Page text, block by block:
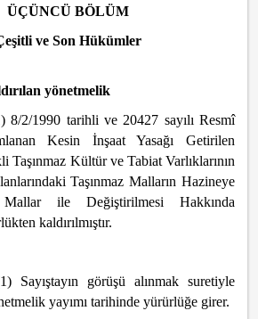
ÜÇÜNCÜ BÖLÜM
ve Son Hükümler
yönetmelik
8/2/1990 tarihli ve 20427 sayılı Resmî
Kesin İnşaat Yasağı Getirilen
Taşınmaz Kültür ve Tabiat Varlıklarının
Taşınmaz Malların Hazineye
ile Değiştirilmesi Hakkında
kaldırılmıştır.
Sayıştayın görüşü alınmak suretiyle
yayımı tarihinde yürürlüğe girer.